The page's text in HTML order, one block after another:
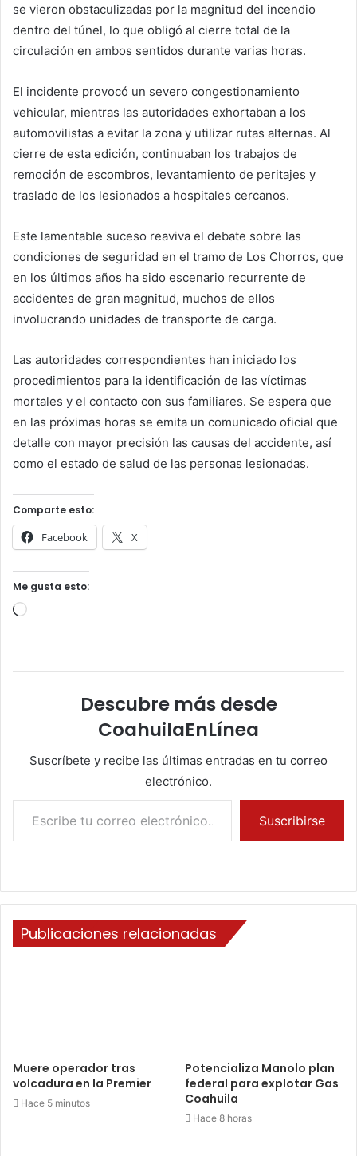
se vieron obstaculizadas por la magnitud del incendio
dentro del túnel, lo que obligó al cierre total de la
circulación en ambos sentidos durante varias horas.
El incidente provocó un severo congestionamiento
vehicular, mientras las autoridades exhortaban a los
automovilistas a evitar la zona y utilizar rutas alternas. Al
cierre de esta edición, continuaban los trabajos de
remoción de escombros, levantamiento de peritajes y
traslado de los lesionados a hospitales cercanos.
Este lamentable suceso reaviva el debate sobre las
condiciones de seguridad en el tramo de Los Chorros, que
en los últimos años ha sido escenario recurrente de
accidentes de gran magnitud, muchos de ellos
involucrando unidades de transporte de carga.
Las autoridades correspondientes han iniciado los
procedimientos para la identificación de las víctimas
mortales y el contacto con sus familiares. Se espera que
en las próximas horas se emita un comunicado oficial que
detalle con mayor precisión las causas del accidente, así
como el estado de salud de las personas lesionadas.
Comparte esto:
Facebook X
Me gusta esto:
Cargando...
Descubre más desde
CoahuilaEnLínea
Suscríbete y recibe las últimas entradas en tu correo
electrónico.
Escribe tu correo electrónico…
Suscribirse
Publicaciones relacionadas
Muere operador tras
volcadura en la Premier
Hace 5 minutos
Potencializa Manolo plan
federal para explotar Gas
Coahuila
Hace 8 horas